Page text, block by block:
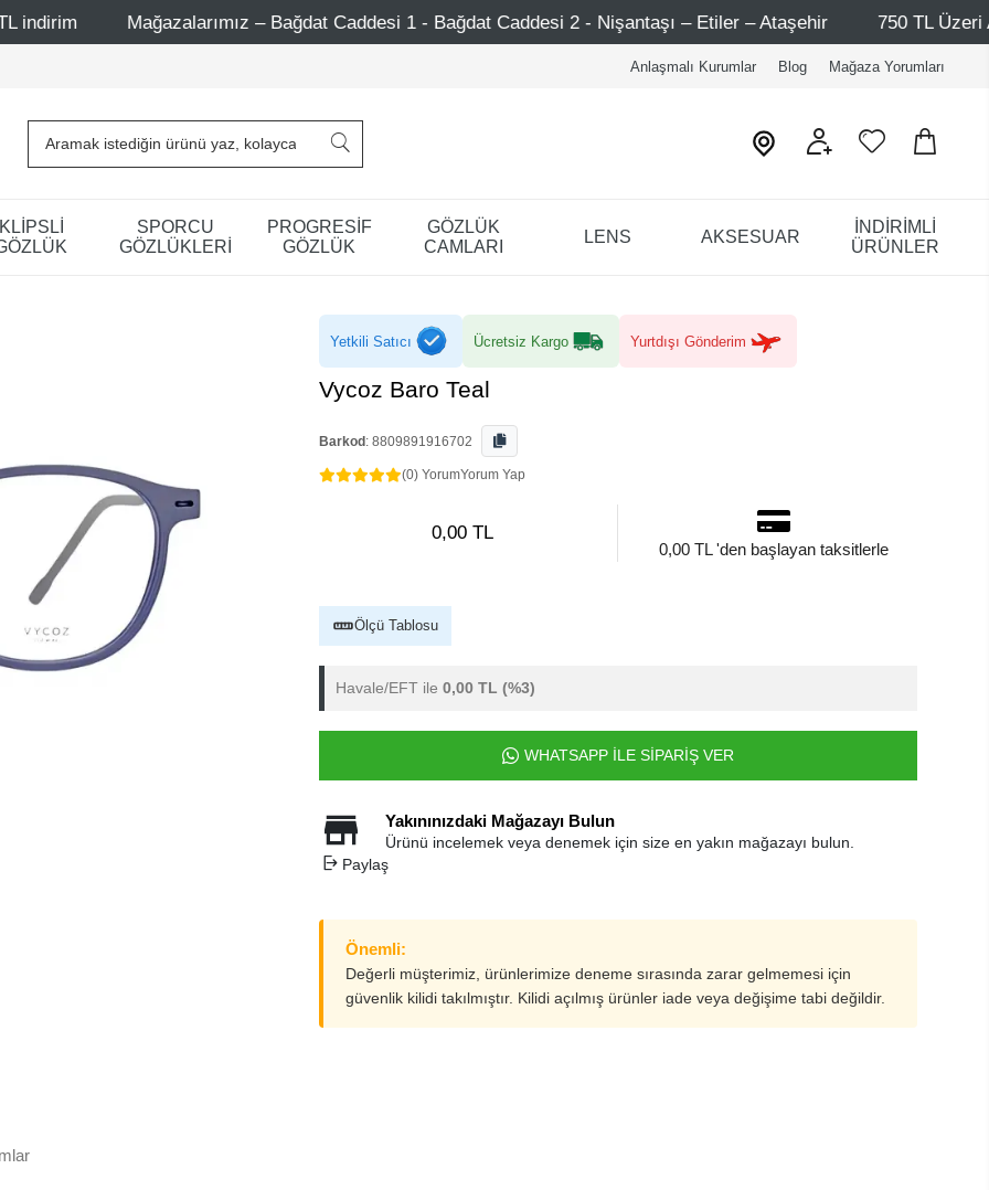
– Bağdat Caddesi 1 - Bağdat Caddesi 2 - Nişantaşı – Etiler – Ataşehir 750 TL Üzeri Alışverişlerde -
Anlaşmalı Kurumlar Blog Mağaza Yorumları
KLİPSLİ
SPORCU
GÖZLÜKLERİ
PROGRESİF
GÖZLÜK
GÖZLÜK
CAMLARI
LENS AKSESUAR
İNDİRİMLİ
ÜRÜNLER
Yetkili Satıcı Ücretsiz Kargo Yurtdışı Gönderim
Vycoz Baro Teal
Barkod : 8809891916702
(0) YorumYorum Yap
0,00 TL
0,00 TL 'den başlayan taksitlerle
Ölçü Tablosu
Havale/EFT ile 0,00 TL (%3)
WHATSAPP İLE SİPARİŞ VER
Yakınınızdaki Mağazayı Bulun
Ürünü incelemek veya denemek için size en yakın mağazayı bulun.
Paylaş
Önemli:
Değerli müşterimiz, ürünlerimize deneme sırasında zarar gelmemesi için
güvenlik kilidi takılmıştır. Kilidi açılmış ürünler iade veya değişime tabi değildir.